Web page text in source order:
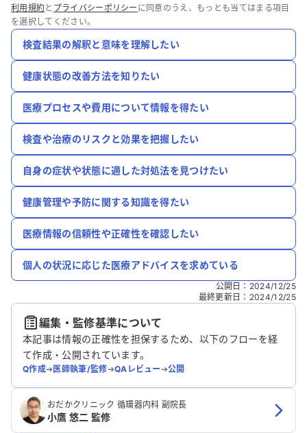
利用規約と プライバシーポリシー に同意のうえ、もっとも当てはまる項目
を選択してください。
検査結果の解釈と意味を理解したい
健康状態の改善方法を知りたい
医療プロセスや費用について情報を得たい
検査や治療のリスクと効果を把握したい
自身の症状や状態に適した対処法を見つけたい
健康管理や予防に関する知識を得たい
医療情報の信頼性や正確性を確認したい
個人の状況に応じた医療アドバイスを求めている
公開日 ： 2024/12/25
最終更新日 ： 2024/12/25
編集・監修基準について
本記事は情報の正確性を担保するため、以下のフローを経
て作成・公開されています。
Q作成➔医師執筆/監修➔QAレビュー➔公開
おだかクリニック 循環器内科 副院長
小鷹 悠二 監修